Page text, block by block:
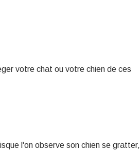
votre chat ou votre chien de ces
l'on observe son chien se gratter,